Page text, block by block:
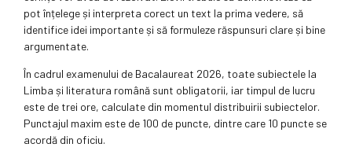
pot înțelege și interpreta corect un text la prima vedere, să
identifice idei importante și să formuleze răspunsuri clare și bine
argumentate.
În cadrul examenului de Bacalaureat 2026, toate subiectele la
Limba și literatura română sunt obligatorii, iar timpul de lucru
este de trei ore, calculate din momentul distribuirii subiectelor.
Punctajul maxim este de 100 de puncte, dintre care 10 puncte se
acordă din oficiu.